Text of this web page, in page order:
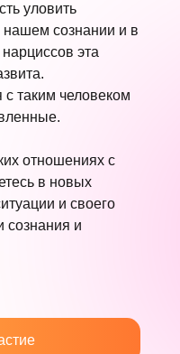
уловить
сознании и в
эта
таким человеком
отношениях с
в новых
и своего
сознания и